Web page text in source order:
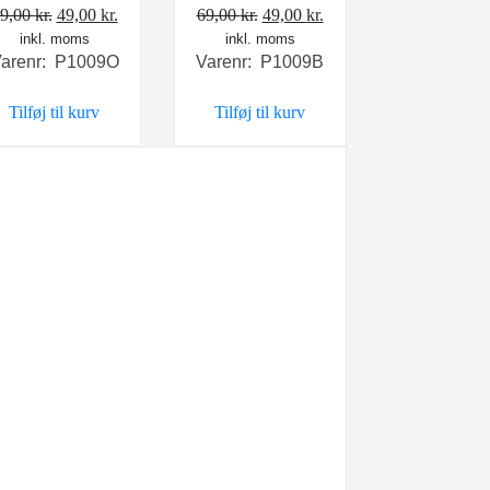
kr. Den
oprindelige
pris
69,00 kr..
49,00 kr.
pris
inkl. moms
P1009O
Tilføj til kurv
69,00kr. Den
oprindelige
pris
69,00 kr..
49,00 kr.
pris
inkl. moms
Varenr: P1009B
Tilføj til kurv